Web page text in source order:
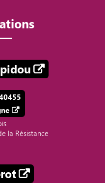
la Résistance